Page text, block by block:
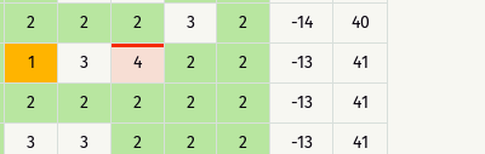
2 2 2 3 2 -14
40
1 3 4 2 2 -13
41
2 2 2 2 2 -13
41
3 3 2 2 2 -13
41